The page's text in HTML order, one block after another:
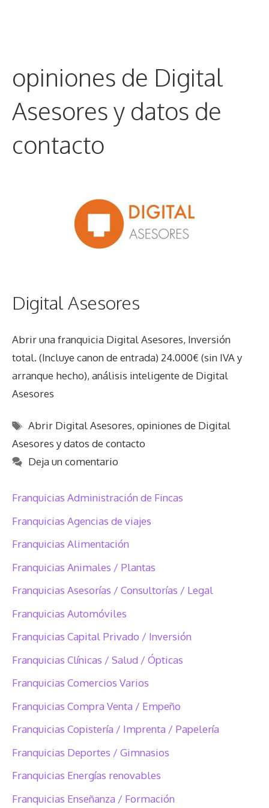
opiniones de Digital
Asesores y datos de
contacto
Digital Asesores
Abrir una franquicia Digital Asesores, Inversión
total. (Incluye canon de entrada) 24.000€ (sin IVA y
arranque hecho), análisis inteligente de Digital
Asesores
Etiquetas
Abrir Digital Asesores,opiniones de Digital
Asesores y datos de contacto
Deja un comentario
Franquicias Administración de Fincas
Franquicias Agencias de viajes
Franquicias Alimentación
Franquicias Animales / Plantas
Franquicias Asesorías / Consultorías / Legal
Franquicias Automóviles
Franquicias Capital Privado / Inversión
Franquicias Clínicas / Salud / Ópticas
Franquicias Comercios Varios
Franquicias Compra Venta / Empeño
Franquicias Copistería / Imprenta / Papelería
Franquicias Deportes / Gimnasios
Franquicias Energías renovables
Franquicias Enseñanza / Formación